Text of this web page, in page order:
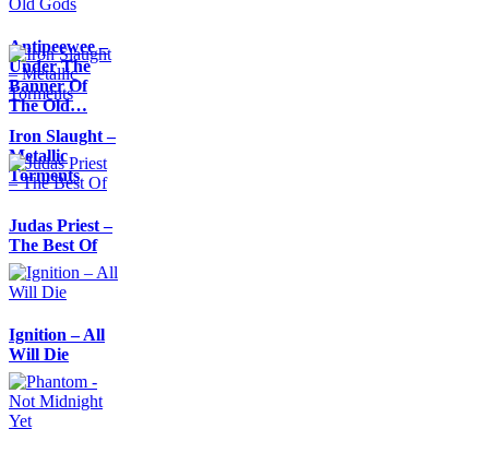
Antipeewee –
Under The
Banner Of
The Old…
Iron Slaught –
Metallic
Torments
Judas Priest –
The Best Of
Ignition – All
Will Die